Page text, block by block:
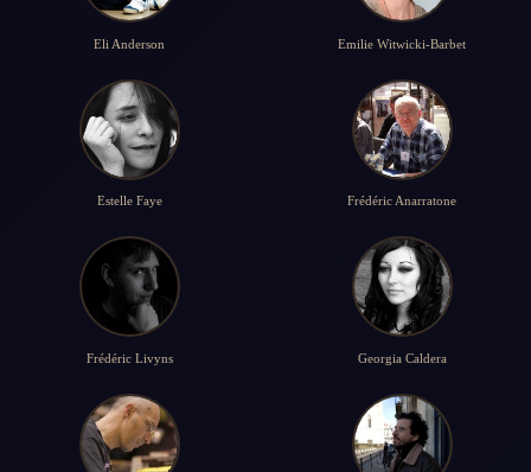
Eli Anderson Emilie Witwicki-Barbet
Estelle Faye Frédéric Anarratone
Frédéric Livyns Georgia Caldera